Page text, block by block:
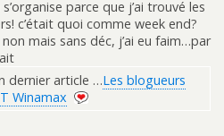
parce que j’ai trouvé les
c’était quoi comme week end?
mais sans déc, j’ai eu faim…par
dernier article …Les blogueurs
Winamax